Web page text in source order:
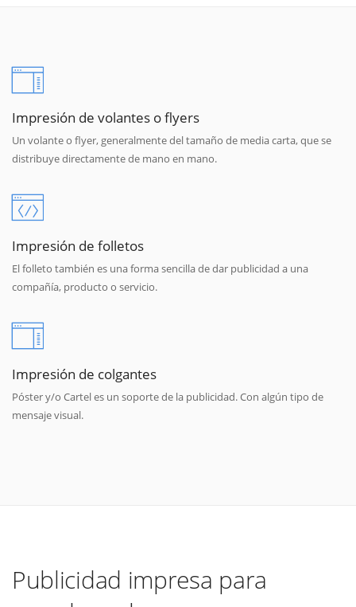
Impresión de volantes o flyers
Un volante o flyer, generalmente del tamaño de media carta, que se
distribuye directamente de mano en mano.
Impresión de folletos
El folleto también es una forma sencilla de dar publicidad a una
compañía, producto o servicio.
Impresión de colgantes
Póster y/o Cartel es un soporte de la publicidad. Con algún tipo de
mensaje visual.
Publicidad impresa para